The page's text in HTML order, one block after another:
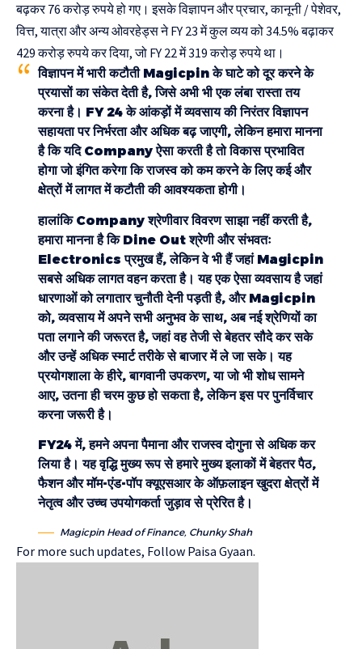
बढ़कर 76 करोड़ रुपये हो गए। इसके विज्ञापन और प्रचार, कानूनी / पेशेवर,
वित्त, यात्रा और अन्य ओवरहेड्स ने FY 23 में कुल व्यय को 34.5% बढ़ाकर
429 करोड़ रुपये कर दिया, जो FY 22 में 319 करोड़ रुपये था।
विज्ञापन में भारी कटौती Magicpin के घाटे को दूर करने के
प्रयासों का संकेत देती है, जिसे अभी भी एक लंबा रास्ता तय
करना है। FY 24 के आंकड़ों में व्यवसाय की निरंतर विज्ञापन
सहायता पर निर्भरता और अधिक बढ़ जाएगी, लेकिन हमारा मानना
​​है कि यदि Company ऐसा करती है तो विकास प्रभावित
होगा जो इंगित करेगा कि राजस्व को कम करने के लिए कई और
क्षेत्रों में लागत में कटौती की आवश्यकता होगी।
हालांकि Company श्रेणीवार विवरण साझा नहीं करती है,
हमारा मानना ​​है कि Dine Out श्रेणी और संभवतः
Electronics प्रमुख हैं, लेकिन वे भी हैं जहां Magicpin
सबसे अधिक लागत वहन करता है। यह एक ऐसा व्यवसाय है जहां
धारणाओं को लगातार चुनौती देनी पड़ती है, और Magicpin
को, व्यवसाय में अपने सभी अनुभव के साथ, अब नई श्रेणियों का
पता लगाने की जरूरत है, जहां वह तेजी से बेहतर सौदे कर सके
और उन्हें अधिक स्मार्ट तरीके से बाजार में ले जा सके। यह
प्रयोगशाला के हीरे, बागवानी उपकरण, या जो भी शोध सामने
आए, उतना ही चरम कुछ हो सकता है, लेकिन इस पर पुनर्विचार
करना जरूरी है।
FY24 में, हमने अपना पैमाना और राजस्व दोगुना से अधिक कर
लिया है। यह वृद्धि मुख्य रूप से हमारे मुख्य इलाकों में बेहतर पैठ,
फैशन और मॉम-एंड-पॉप क्यूएसआर के ऑफ़लाइन खुदरा क्षेत्रों में
नेतृत्व और उच्च उपयोगकर्ता जुड़ाव से प्रेरित है।
Magicpin Head of Finance, Chunky Shah
For more such updates, Follow Paisa Gyaan.